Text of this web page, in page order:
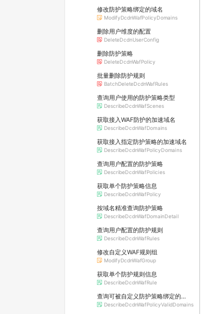
修改防护策略绑定的域名
ModifyDcdnWafPolicyDomains
删除用户维度的配置
DeleteDcdnUserConfig
删除防护策略
DeleteDcdnWafPolicy
批量删除防护规则
BatchDeleteDcdnWafRules
查询用户使用的防护策略类型
DescribeDcdnWafScenes
获取接入WAF防护的加速域名
DescribeDcdnWafDomains
获取接入指定防护策略的加速域名
DescribeDcdnWafPolicyDomains
查询用户配置的防护策略
DescribeDcdnWafPolicies
获取单个防护策略信息
DescribeDcdnWafPolicy
按域名精准查询防护策略
DescribeDcdnWafDomainDetail
查询用户配置的防护规则
DescribeDcdnWafRules
修改自定义WAF规则组
ModifyDcdnWafGroup
获取单个防护规则信息
DescribeDcdnWafRule
查询可被自定义防护策略绑定的域名
DescribeDcdnWafPolicyValidDomains